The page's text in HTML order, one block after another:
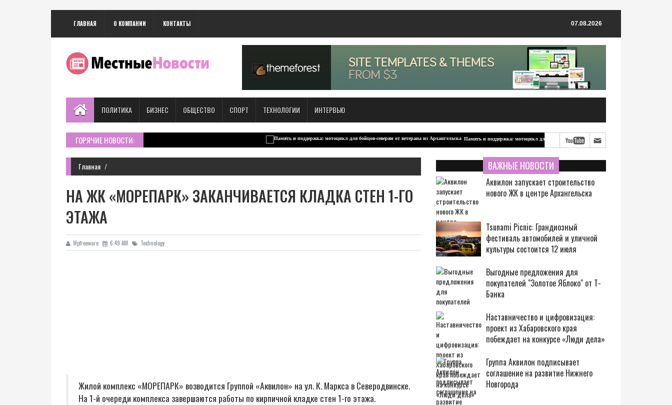
ГЛАВНАЯ О КОМПАНИИ КОНТАКТЫ 07.08.2026
ПОЛИТИКА БИЗНЕС ОБЩЕСТВО СПОРТ ТЕХНОЛОГИИ ИНТЕРВЬЮ
ГОРЯЧИЕ НОВОСТИ: Память и поддержка: мотоцикл для бойцов-северян от ветерана из Архангельска
Главная
НА ЖК «МОРЕПАРК» ЗАКАНЧИВАЕТСЯ КЛАДКА СТЕН 1-ГО
ЭТАЖА
Wpfreeware 6:49 AM Technology
Жилой комплекс «МОРЕПАРК» возводится Группой «Аквилон» на ул. К. Маркса в Северодвинске.
На 1-й очереди комплекса завершаются работы по кирпичной кладке стен 1-го этажа.
ВАЖНЫЕ НОВОСТИ
Аквилон запускает строительство
нового ЖК в центре Архангельска
Tsunami Picnic: Грандиозный
фестиваль автомобилей и уличной
культуры состоится 12 июля
Выгодные предложения для
покупателей "Золотое Яблоко" от Т-
Банка
Наставничество и цифровизация:
проект из Хабаровского края
побеждает на конкурсе «Люди дела»
Группа Аквилон подписывает
соглашение на развитие Нижнего
Новгорода